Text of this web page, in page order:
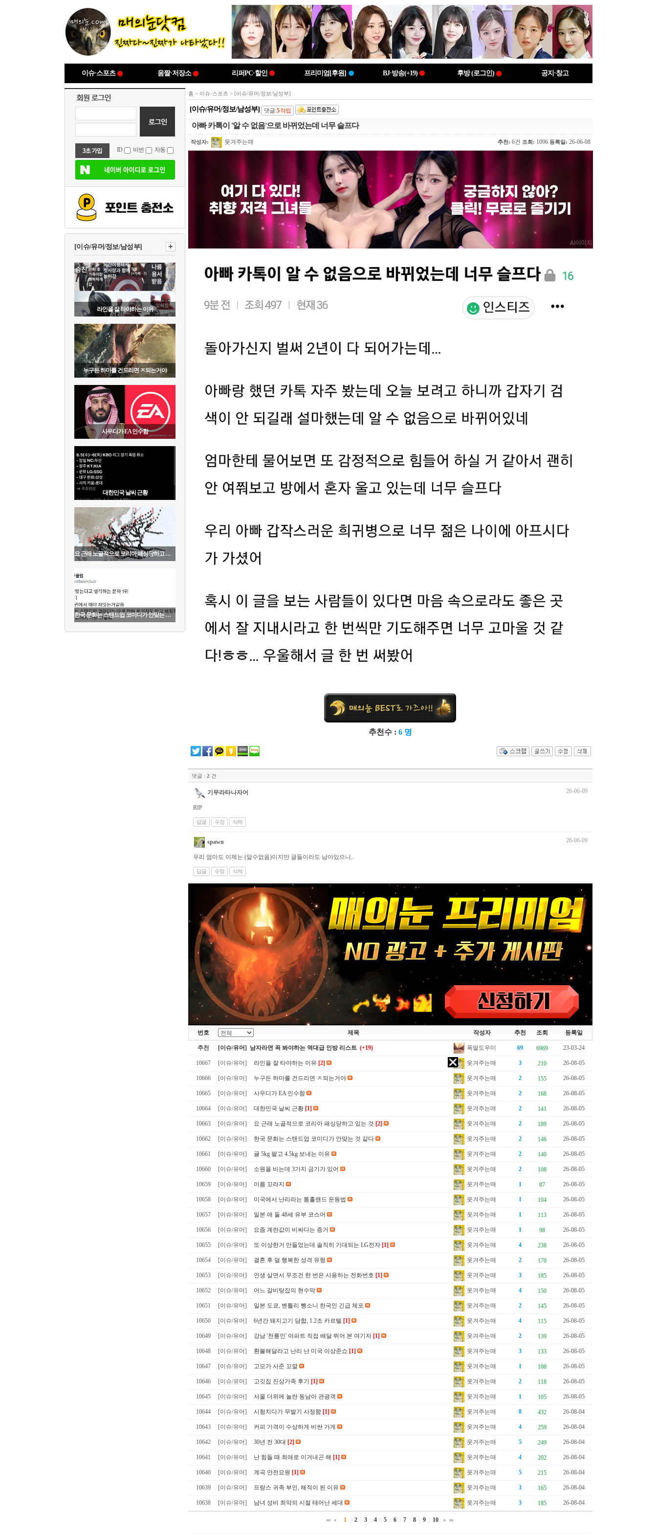
이슈·스포츠 움짤·저장소 리퍼PC·할인 프리미엄[후원] BJ·방송(+19) 후방 (로그인) 공지·창고
ID 비번 자동
[이슈/유머/정보/남성부]
라인을 잘 타야하는 이유
누구든 하마를 건드리면 ㅈ되는거야
사우디가 EA 인수함
대한민국 날씨 근황
요 근래 노골적으로 코리아 패싱당하고 있는 것
한국 문화는 스탠드업 코미디가 안맞는 것 같다
홈 > 이슈·스포츠 > [이슈/유머/정보/남성부]
[이슈/유머/정보/남성부] 댓글:5적립
아빠 카톡이 '알 수 없음'으로 바뀌었는데 너무 슬프다
작성자: 웃겨주는매 추천: 6건 조회: 1096 등록일: 26-06-08
추천수 : 6 명
댓글 : 2 건
기무라타나자어 26-06-09
RIP
답글 수정 삭제
spawn 26-06-09
우리 엄마도 이제는 (알수없음)이지만 글들이라도 남아있으니..
답글 수정 삭제
번호 제목 작성자 추천 조회 등록일
추천 [이슈/유머] 남자라면 꼭 봐야하는 역대급 인방 리스트 (+19) 폭딸도우미 69 6969 23-03-24
10667 [이슈/유머] 라인을 잘 타야하는 이유 [2] 웃겨주는매 3 210 26-08-05
10666 [이슈/유머] 누구든 하마를 건드리면 ㅈ되는거야 웃겨주는매 2 155 26-08-05
10665 [이슈/유머] 사우디가 EA 인수함 웃겨주는매 2 168 26-08-05
10664 [이슈/유머] 대한민국 날씨 근황 [1] 웃겨주는매 2 141 26-08-05
10663 [이슈/유머] 요 근래 노골적으로 코리아 패싱당하고 있는 것 [2] 웃겨주는매 2 189 26-08-05
10662 [이슈/유머] 한국 문화는 스탠드업 코미디가 안맞는 것 같다 웃겨주는매 2 146 26-08-05
10661 [이슈/유머] 귤 5kg 팔고 4.5kg 보내는 이유 웃겨주는매 2 140 26-08-05
10660 [이슈/유머] 소원을 비는데 3가지 금기가 있어 웃겨주는매 2 108 26-08-05
10659 [이슈/유머] 이름 꼬라지 웃겨주는매 1 87 26-08-05
10658 [이슈/유머] 미국에서 난리라는 톰홀랜드 운동법 웃겨주는매 1 104 26-08-05
10657 [이슈/유머] 일본 애 둘 48세 유부 코스어 웃겨주는매 1 113 26-08-05
10656 [이슈/유머] 요즘 계란값이 비싸다는 증거 웃겨주는매 1 98 26-08-05
10655 [이슈/유머] 또 이상한거 만들었는데 솔직히 기대되는 LG전자 [1] 웃겨주는매 4 238 26-08-05
10654 [이슈/유머] 결혼 후 덜 행복한 성격 유형 웃겨주는매 2 170 26-08-05
10653 [이슈/유머] 인생 살면서 무조건 한 번은 사용하는 전화번호 [1] 웃겨주는매 3 185 26-08-05
10652 [이슈/유머] 어느 갈비탕집의 현수막 웃겨주는매 4 150 26-08-05
10651 [이슈/유머] 일본 도쿄, 벤틀리 뺑소니 한국인 긴급 체포 웃겨주는매 2 145 26-08-05
10650 [이슈/유머] 6년간 돼지고기 담합, 1.2조 카르텔 [1] 웃겨주는매 4 115 26-08-05
10649 [이슈/유머] 강남 '천룡인' 아파트 직접 배달 뛰어 본 여기자 [1] 웃겨주는매 2 139 26-08-05
10648 [이슈/유머] 환불해달라고 난리 난 미국 이상준쇼 [1] 웃겨주는매 3 133 26-08-05
10647 [이슈/유머] 고모가 사준 꼬깔 웃겨주는매 1 108 26-08-05
10646 [이슈/유머] 고깃집 진상가족 후기 [1] 웃겨주는매 2 118 26-08-05
10645 [이슈/유머] 서울 더위에 놀란 동남아 관광객 웃겨주는매 1 105 26-08-05
10644 [이슈/유머] 시험치다가 무발기 사정함 [1] 웃겨주는매 8 432 26-08-04
10643 [이슈/유머] 커피 가격이 수상하게 비싼 가게 웃겨주는매 4 259 26-08-04
10642 [이슈/유머] 30년 전 30대 [2] 웃겨주는매 5 249 26-08-04
10641 [이슈/유머] 난 힘들 때 최애로 이겨내곤 해 [1] 웃겨주는매 4 202 26-08-04
10640 [이슈/유머] 계곡 안전요원 [1] 웃겨주는매 5 215 26-08-04
10639 [이슈/유머] 프랑스 귀족 부인, 해적이 된 이유 웃겨주는매 3 165 26-08-04
10638 [이슈/유머] 남녀 성비 최악의 시절 태어난 세대 웃겨주는매 3 185 26-08-04
1 2 3 4 5 6 7 8 9 10